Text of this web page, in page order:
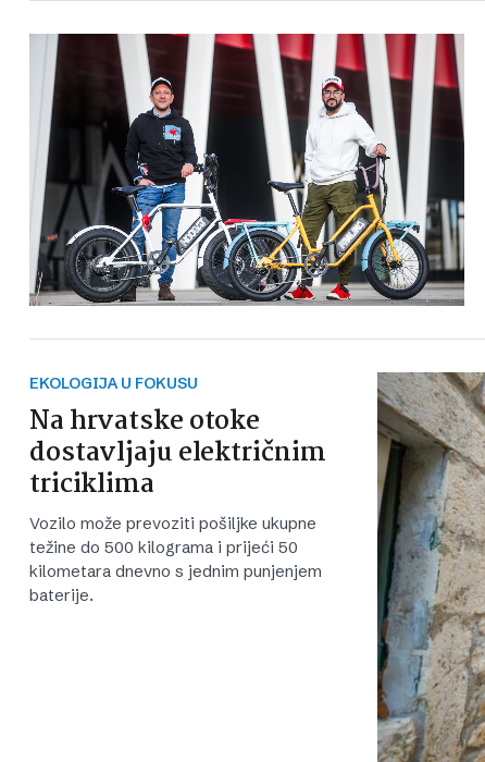
EKOLOGIJA U FOKUSU
Na hrvatske otoke
dostavljaju električnim
triciklima
Vozilo može prevoziti pošiljke ukupne
težine do 500 kilograma i prijeći 50
kilometara dnevno s jednim punjenjem
baterije.